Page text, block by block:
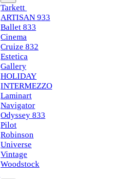
Tarkett
ARTISAN 933
Ballet 833
Cinema
Cruize 832
Estetica
Gallery
HOLIDAY
INTERMEZZO
Laminart
Navigator
Odyssey 833
Pilot
Robinson
Universe
Vintage
Woodstock